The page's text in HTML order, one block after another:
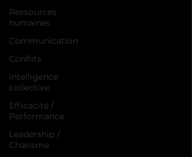
Ressources
humaines
Communication
Conflits
Intelligence
collective
Efficacité /
Performance
Leadership /
Charisme